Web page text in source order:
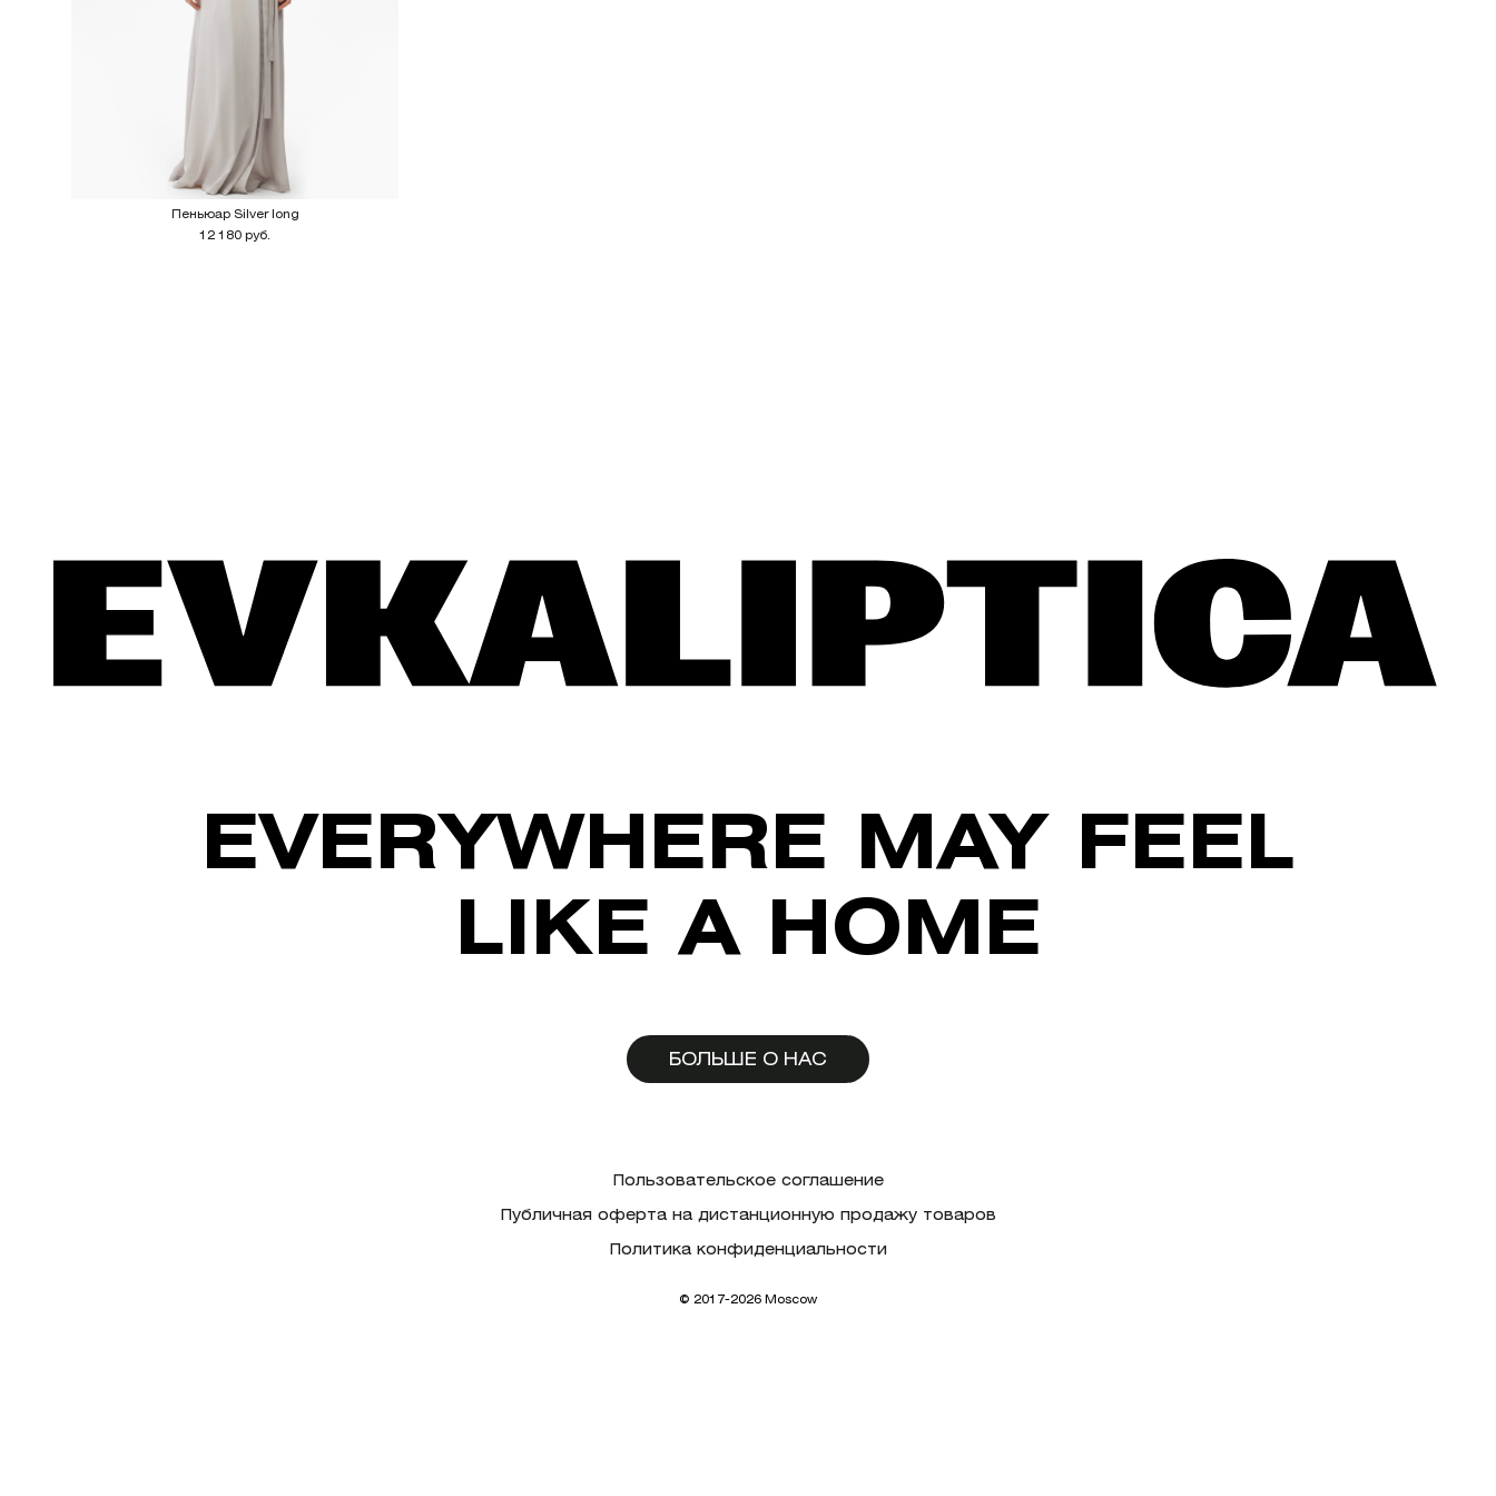
Пеньюар Silver long
12 180 руб.
EVERYWHERE MAY FEEL
LIKE A HOME
БОЛЬШЕ О НАС
Пользовательское соглашение
Публичная оферта на дистанционную продажу товаров
Политика конфиденциальности
© 2017-2026 Moscow